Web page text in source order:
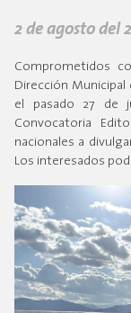
2 de agosto del
Comprometidos
Dirección Municipal
el pasado 27 de
Convocatoria
nacionales a
Los interesados